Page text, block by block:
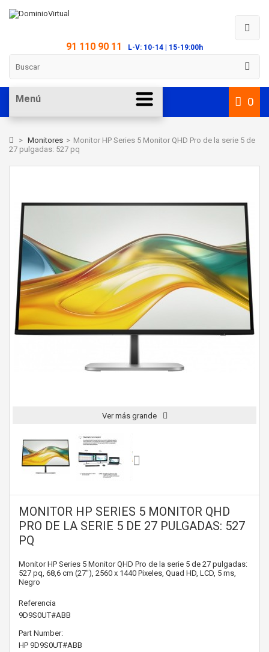
91 110 90 11 L-V: 10-14 | 15-19:00h
0
Menú
> Monitores > Monitor HP Series 5 Monitor QHD Pro de la serie 5 de
27 pulgadas: 527 pq
Ver más grande
MONITOR HP SERIES 5 MONITOR QHD
PRO DE LA SERIE 5 DE 27 PULGADAS: 527
PQ
Monitor HP Series 5 Monitor QHD Pro de la serie 5 de 27 pulgadas:
527 pq, 68,6 cm (27"), 2560 x 1440 Pixeles, Quad HD, LCD, 5 ms,
Negro
Referencia
9D9S0UT#ABB
Part Number:
HP 9D9S0UT#ABB